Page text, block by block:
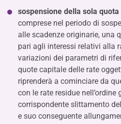
sospensione della sola
comprese nel periodo di
alle scadenze originarie, una
pari agli interessi relativi alla
variazioni dei parametri di
quote capitale delle rate
riprenderà a cominciare da
con le rate residue nell’ordine
corrispondente slittamento
e suo conseguente